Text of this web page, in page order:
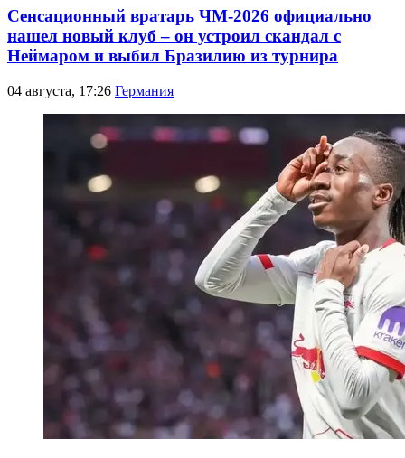
Сенсационный вратарь ЧМ-2026 официально
нашел новый клуб – он устроил скандал с
Неймаром и выбил Бразилию из турнира
04 августа, 17:26 Германия